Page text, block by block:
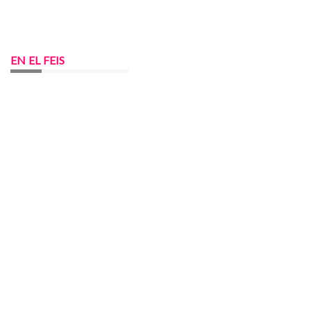
EN EL FEIS